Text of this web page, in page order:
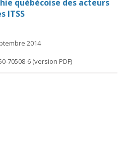
québécoise des acteurs
ITSS
2014
70508-6 (version PDF)